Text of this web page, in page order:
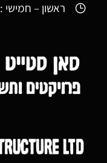
ראשון – חמישי :